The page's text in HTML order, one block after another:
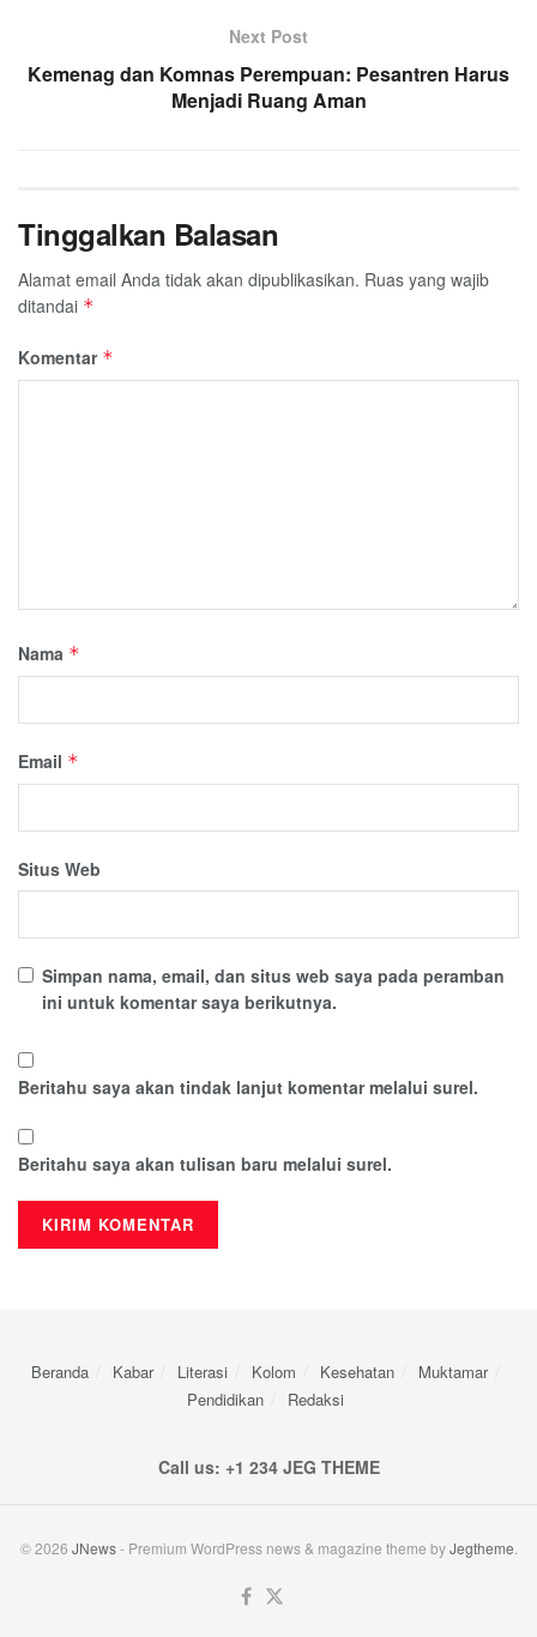
Next Post
Kemenag dan Komnas Perempuan: Pesantren Harus
Menjadi Ruang Aman
Tinggalkan Balasan
Alamat email Anda tidak akan dipublikasikan. Ruas yang wajib
ditandai *
Komentar *
Nama *
Email *
Situs Web
Simpan nama, email, dan situs web saya pada peramban
ini untuk komentar saya berikutnya.
Beritahu saya akan tindak lanjut komentar melalui surel.
Beritahu saya akan tulisan baru melalui surel.
Beranda Kabar Literasi Kolom Kesehatan
Muktamar
Pendidikan
Redaksi
Call us: +1 234 JEG THEME
© 2026 JNews- Premium WordPress news & magazine theme byJegtheme